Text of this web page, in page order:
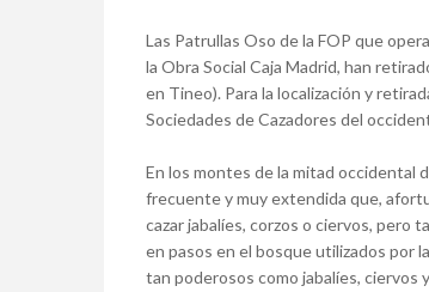
Las Patrullas Oso de la FOP que
la Obra Social Caja Madrid, han
en Tineo). Para la localización y
Sociedades de Cazadores del
En los montes de la mitad occidental
frecuente y muy extendida que,
cazar jabalíes, corzos o ciervos, pero
en pasos en el bosque utilizados por
tan poderosos como jabalíes, ciervos